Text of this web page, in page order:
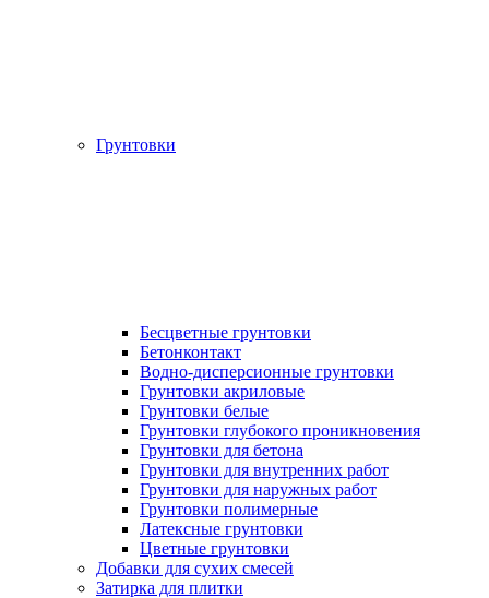
Грунтовки
Бесцветные грунтовки
Бетонконтакт
Водно-дисперсионные грунтовки
Грунтовки акриловые
Грунтовки белые
Грунтовки глубокого проникновения
Грунтовки для бетона
Грунтовки для внутренних работ
Грунтовки для наружных работ
Грунтовки полимерные
Латексные грунтовки
Цветные грунтовки
Добавки для сухих смесей
Затирка для плитки